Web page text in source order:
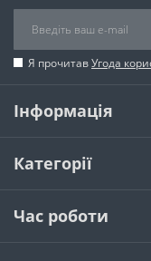
Я прочитавУгода
Інформація
Категорії
Час роботи